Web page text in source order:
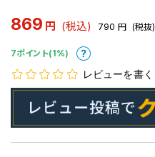
869 円 (税込) 790 円 (税抜)
7ポイント(1%)
レビューを書く